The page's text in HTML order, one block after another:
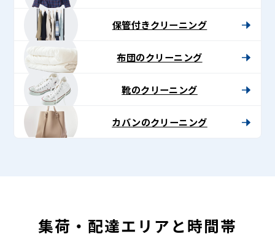
保管付きクリーニング
布団のクリーニング
靴のクリーニング
カバンのクリーニング
集荷・配達エリアと時間帯